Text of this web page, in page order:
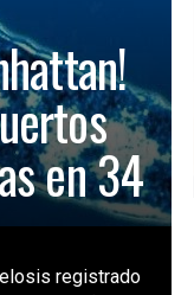
en 34
registrado